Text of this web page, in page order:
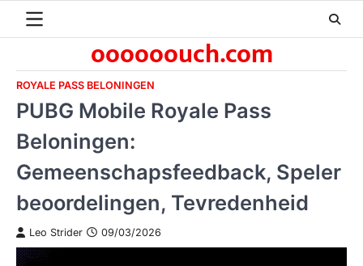
oooooouch.com
ROYALE PASS BELONINGEN
PUBG Mobile Royale Pass
Beloningen:
Gemeenschapsfeedback, Speler
beoordelingen, Tevredenheid
Leo Strider 09/03/2026